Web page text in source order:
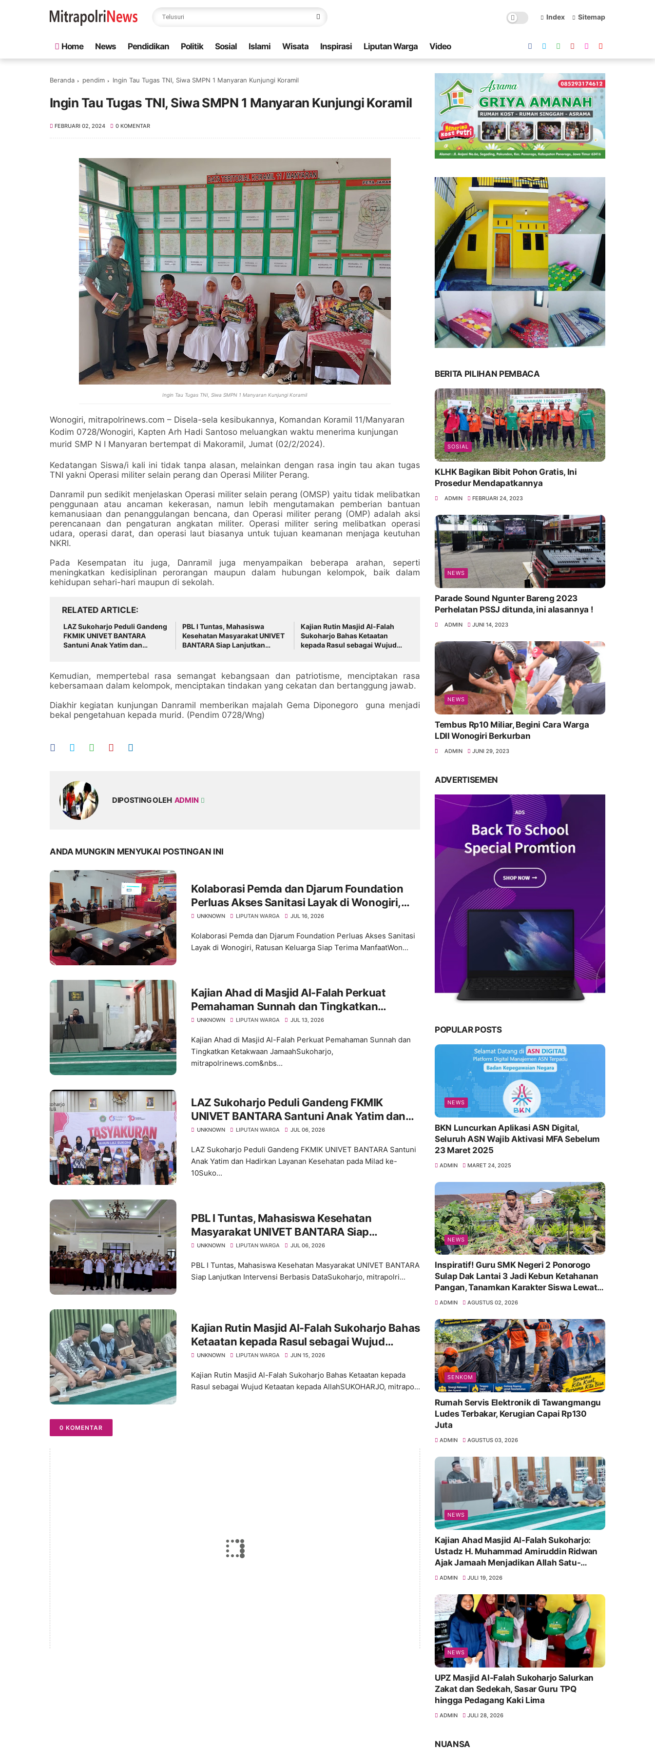
Index Sitemap
Home News Pendidikan Politik Sosial Islami Wisata Inspirasi Liputan Warga Video
Beranda pendim Ingin Tau Tugas TNI, Siwa SMPN 1 Manyaran Kunjungi Koramil
Ingin Tau Tugas TNI, Siwa SMPN 1 Manyaran Kunjungi Koramil
FEBRUARI 02, 2024 0 KOMENTAR
Ingin Tau Tugas TNI, Siwa SMPN 1 Manyaran Kunjungi Koramil
Wonogiri, mitrapolrinews.com – Disela-sela kesibukannya, Komandan Koramil 11/Manyaran
Kodim 0728/Wonogiri, Kapten Arh Hadi Santoso meluangkan waktu menerima kunjungan
murid SMP N I Manyaran bertempat di Makoramil, Jumat (02/2/2024).
Kedatangan Siswa/i kali ini tidak tanpa alasan, melainkan dengan rasa ingin tau akan tugas
TNI yakni Operasi militer selain perang dan Operasi Militer Perang.
Danramil pun sedikit menjelaskan Operasi militer selain perang (OMSP) yaitu tidak melibatkan
penggunaan atau ancaman kekerasan, namun lebih mengutamakan pemberian bantuan
kemanusiaan dan penanggulangan bencana, dan Operasi militer perang (OMP) adalah aksi
perencanaan dan pengaturan angkatan militer. Operasi militer sering melibatkan operasi
udara, operasi darat, dan operasi laut biasanya untuk tujuan keamanan menjaga keutuhan
NKRI.
Pada Kesempatan itu juga, Danramil juga menyampaikan beberapa arahan, seperti
meningkatkan kedisiplinan perorangan maupun dalam hubungan kelompok, baik dalam
kehidupan sehari-hari maupun di sekolah.
RELATED ARTICLE
LAZ Sukoharjo Peduli Gandeng
FKMIK UNIVET BANTARA
Santuni Anak Yatim dan
PBL I Tuntas, Mahasiswa
Kesehatan Masyarakat UNIVET
BANTARA Siap Lanjutkan
Kajian Rutin Masjid Al-Falah
Sukoharjo Bahas Ketaatan
kepada Rasul sebagai Wujud
Kemudian, mempertebal rasa semangat kebangsaan dan patriotisme, menciptakan rasa
kebersamaan dalam kelompok, menciptakan tindakan yang cekatan dan bertanggung jawab.
Diakhir kegiatan kunjungan Danramil memberikan majalah Gema Diponegoro guna menjadi
bekal pengetahuan kepada murid. (Pendim 0728/Wng)
DIPOSTING OLEH ADMIN
ANDA MUNGKIN MENYUKAI POSTINGAN INI
Kolaborasi Pemda dan Djarum Foundation
Perluas Akses Sanitasi Layak di Wonogiri,
Ratusan Keluarga Siap Terima Manfaat
UNKNOWN LIPUTAN WARGA JUL 16, 2026
Kolaborasi Pemda dan Djarum Foundation Perluas Akses Sanitasi
Layak di Wonogiri, Ratusan Keluarga Siap Terima ManfaatWon...
Kajian Ahad di Masjid Al-Falah Perkuat
Pemahaman Sunnah dan Tingkatkan
Ketakwaan Jamaah
UNKNOWN LIPUTAN WARGA JUL 13, 2026
Kajian Ahad di Masjid Al-Falah Perkuat Pemahaman Sunnah dan
Tingkatkan Ketakwaan JamaahSukoharjo,
mitrapolrinews.com&nbs...
LAZ Sukoharjo Peduli Gandeng FKMIK
UNIVET BANTARA Santuni Anak Yatim dan
Hadirkan Layanan Kesehatan pada Milad ke-
UNKNOWN LIPUTAN WARGA JUL 06, 2026
LAZ Sukoharjo Peduli Gandeng FKMIK UNIVET BANTARA Santuni
Anak Yatim dan Hadirkan Layanan Kesehatan pada Milad ke-
10Suko...
PBL I Tuntas, Mahasiswa Kesehatan
Masyarakat UNIVET BANTARA Siap
Lanjutkan Intervensi Berbasis Data
UNKNOWN LIPUTAN WARGA JUL 06, 2026
PBL I Tuntas, Mahasiswa Kesehatan Masyarakat UNIVET BANTARA
Siap Lanjutkan Intervensi Berbasis DataSukoharjo, mitrapolri...
Kajian Rutin Masjid Al-Falah Sukoharjo Bahas
Ketaatan kepada Rasul sebagai Wujud
Ketaatan kepada Allah
UNKNOWN LIPUTAN WARGA JUN 15, 2026
Kajian Rutin Masjid Al-Falah Sukoharjo Bahas Ketaatan kepada
Rasul sebagai Wujud Ketaatan kepada AllahSUKOHARJO, mitrapo...
0 KOMENTAR
BERITA PILIHAN PEMBACA
SOSIAL
KLHK Bagikan Bibit Pohon Gratis, Ini
Prosedur Mendapatkannya
ADMIN FEBRUARI 24, 2023
NEWS
Parade Sound Ngunter Bareng 2023
Perhelatan PSSJ ditunda, ini alasannya !
ADMIN JUNI 14, 2023
NEWS
Tembus Rp10 Miliar, Begini Cara Warga
LDII Wonogiri Berkurban
ADMIN JUNI 29, 2023
ADVERTISEMEN
POPULAR POSTS
NEWS
BKN Luncurkan Aplikasi ASN Digital,
Seluruh ASN Wajib Aktivasi MFA Sebelum
23 Maret 2025
ADMIN MARET 24, 2025
NEWS
Inspiratif! Guru SMK Negeri 2 Ponorogo
Sulap Dak Lantai 3 Jadi Kebun Ketahanan
Pangan, Tanamkan Karakter Siswa Lewat
Aksi Nyata
ADMIN AGUSTUS 02, 2026
SENKOM
Rumah Servis Elektronik di Tawangmangu
Ludes Terbakar, Kerugian Capai Rp130
Juta
ADMIN AGUSTUS 03, 2026
NEWS
Kajian Ahad Masjid Al-Falah Sukoharjo:
Ustadz H. Muhammad Amiruddin Ridwan
Ajak Jamaah Menjadikan Allah Satu-
Satunya Tempat Bergantung
ADMIN JULI 19, 2026
NEWS
UPZ Masjid Al-Falah Sukoharjo Salurkan
Zakat dan Sedekah, Sasar Guru TPQ
hingga Pedagang Kaki Lima
ADMIN JULI 28, 2026
NUANSA